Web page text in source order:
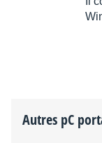
Autres pC